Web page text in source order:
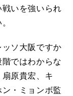
いを強いられ
ソ大阪ですか
ではわからな
原貴宏、キ
・ミョンボ監